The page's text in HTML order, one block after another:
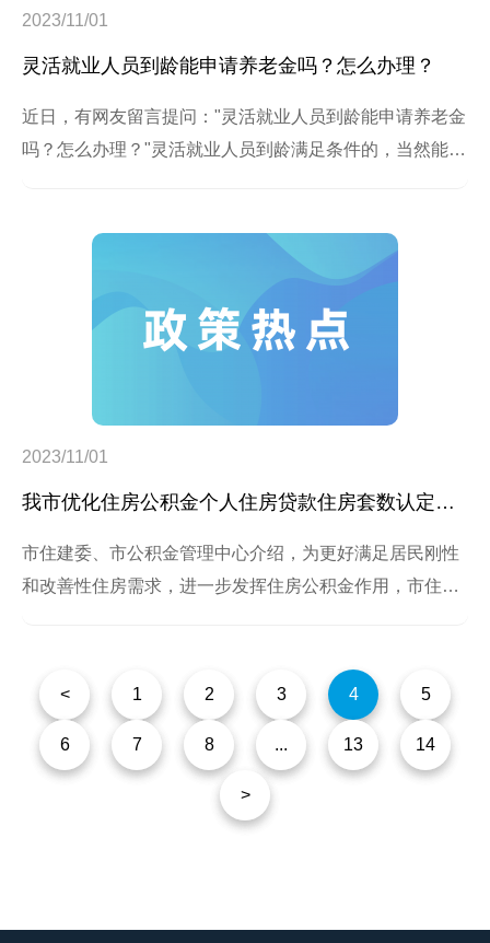
2023/11/01
灵活就业人员到龄能申请养老金吗？怎么办理？
近日，有网友留言提问："灵活就业人员到龄能申请养老金
吗？怎么办理？"灵活就业人员到龄满足条件的，当然能申
2023/11/01
我市优化住房公积金个人住房贷款住房套数认定标准
市住建委、市公积金管理中心介绍，为更好满足居民刚性
和改善性住房需求，进一步发挥住房公积金作用，市住房
< 1 2 3 4 5
6 7 8 ... 13 14
>